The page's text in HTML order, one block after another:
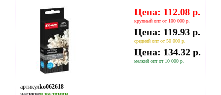
Цена: 112.08 р.
крупный опт от 100 000 р.
Цена: 119.93 р.
средний опт от 50 000 р.
Цена: 134.32 р.
мелкий опт от 10 000 р.
артикулko062618